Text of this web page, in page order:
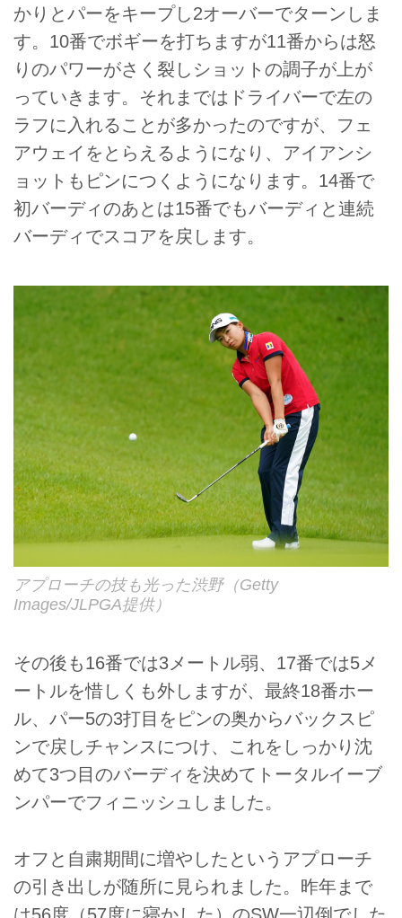
かりとパーをキープし2オーバーでターンしま
す。10番でボギーを打ちますが11番からは怒
りのパワーがさく裂しショットの調子が上が
っていきます。それまではドライバーで左の
ラフに入れることが多かったのですが、フェ
アウェイをとらえるようになり、アイアンシ
ョットもピンにつくようになります。14番で
初バーディのあとは15番でもバーディと連続
バーディでスコアを戻します。
アプローチの技も光った渋野（Getty
Images/JLPGA提供）
その後も16番では3メートル弱、17番では5メ
ートルを惜しくも外しますが、最終18番ホー
ル、パー5の3打目をピンの奥からバックスピ
ンで戻しチャンスにつけ、これをしっかり沈
めて3つ目のバーディを決めてトータルイーブ
ンパーでフィニッシュしました。
オフと自粛期間に増やしたというアプローチ
の引き出しが随所に見られました。昨年まで